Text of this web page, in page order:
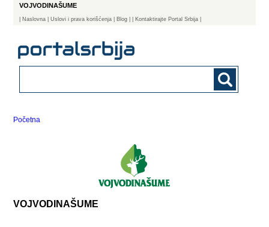
VOJVODINAŠUME
Naslovna | Uslovi i prava korišćenja Blog | Kontaktirajte Portal Srbija |
Početna
VOJVODINAŠUME